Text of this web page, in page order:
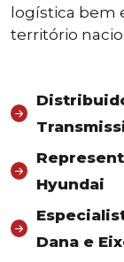
logística bem
território
Hyundai
Dana e